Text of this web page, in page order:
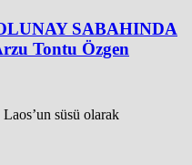
SABAHINDA
Tontu Özgen
Laos’un süsü olarak